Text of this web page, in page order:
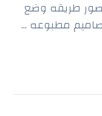
طريقه وضع
مطبوعه ...